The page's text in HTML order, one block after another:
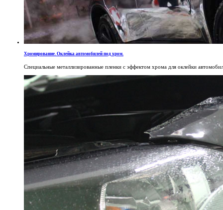
Хромирование. Оклейка автомобилей под хром.
Специальные металлизированные пленки с эффектом хрома для оклейки